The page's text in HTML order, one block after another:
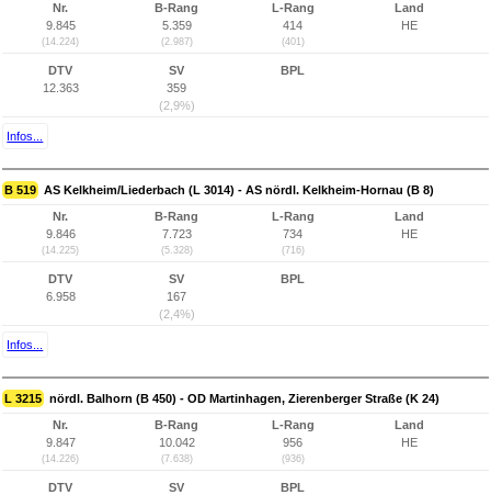
Nr.
9.845
(14.224)
B-Rang
5.359
(2.987)
L-Rang
414
(401)
Land
HE
DTV
12.363
SV
359
(2,9%)
BPL
Infos...
B 519 AS Kelkheim/Liederbach (L 3014) - AS nördl. Kelkheim-Hornau (B 8)
Nr.
9.846
(14.225)
B-Rang
7.723
(5.328)
L-Rang
734
(716)
Land
HE
DTV
6.958
SV
167
(2,4%)
BPL
Infos...
L 3215 nördl. Balhorn (B 450) - OD Martinhagen, Zierenberger Straße (K 24)
Nr.
9.847
(14.226)
B-Rang
10.042
(7.638)
L-Rang
956
(936)
Land
HE
DTV
SV
BPL